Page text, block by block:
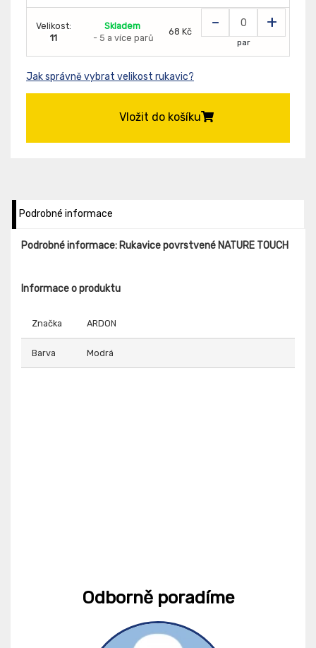
Velikost:
11
Skladem
- 5 a více parů
68 Kč - +
par
Jak správně vybrat velikost rukavic?
Vložit do košíku
Podrobné informace
Podrobné informace: Rukavice povrstvené NATURE TOUCH
Informace o produktu
Značka ARDON
Barva Modrá
Odborně poradíme